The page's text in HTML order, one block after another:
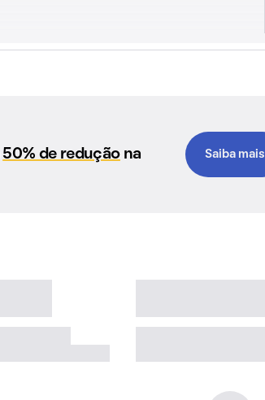
50% de reduçãona
Saiba mais